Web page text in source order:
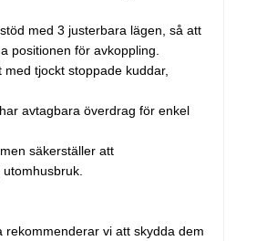
med 3 justerbara lägen, så att
positionen för avkoppling.
tjockt stoppade kuddar,
avtagbara överdrag för enkel
säkerställer att
vi att skydda dem